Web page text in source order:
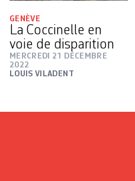
GENÈVE
La Coccinelle en
voie de disparition
MERCREDI 21 DÉCEMBRE
2022
LOUIS VILADENT